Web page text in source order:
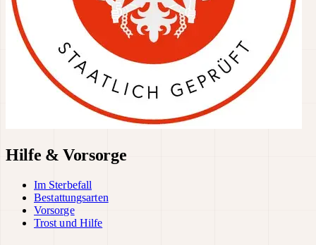
Hilfe & Vorsorge
Im Sterbefall
Bestattungsarten
Vorsorge
Trost und Hilfe